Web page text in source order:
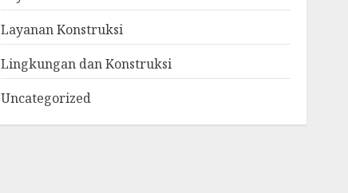
Layanan Konstruksi
Lingkungan dan Konstruksi
Uncategorized